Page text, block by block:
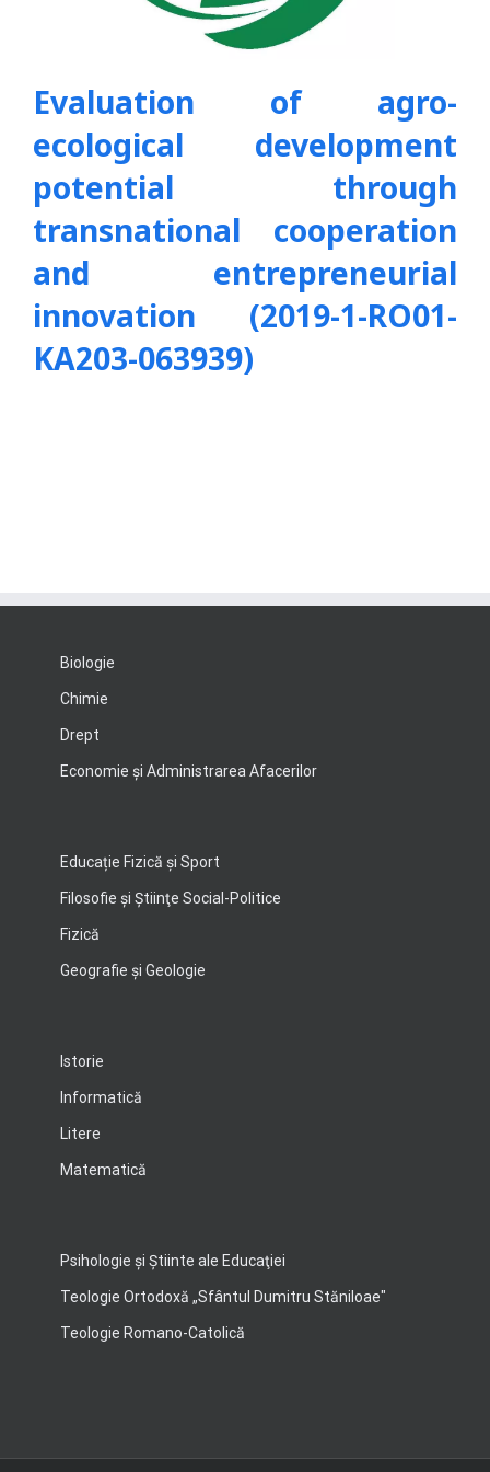
Evaluation of agro-
ecological development
potential through
transnational cooperation
and entrepreneurial
innovation (2019-1-RO01-
KA203-063939)
Biologie
Chimie
Drept
Economie şi Administrarea Afacerilor
Educație Fizică și Sport
Filosofie şi Ştiinţe Social-Politice
Fizică
Geografie şi Geologie
Istorie
Informatică
Litere
Matematică
Psihologie şi Ştiinte ale Educaţiei
Teologie Ortodoxă „Sfântul Dumitru Stăniloae"
Teologie Romano-Catolică